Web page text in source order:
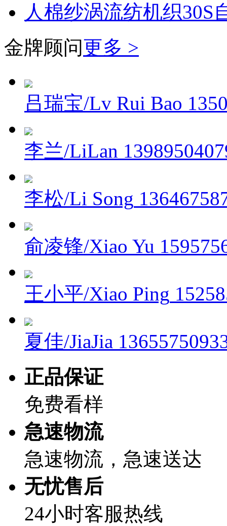
人棉纱涡流纺机织30S
金牌顾问更多 >
吕瑞宝/Lv Rui Bao
李兰/LiLan
李松/Li Song
俞凌锋/Xiao Yu
王小平/Xiao Ping
夏佳/JiaJia
正品保证
免费看样
急速物流
急速物流，急速送达
无忧售后
24小时客服热线